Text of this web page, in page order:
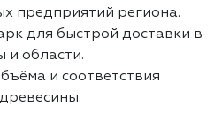
предприятий региона.
для быстрой доставки в
и области.
и соответствия